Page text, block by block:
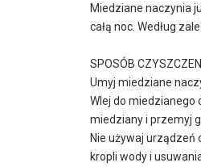
Miedziane naczynia
całą noc. Według
SPOSÓB
Umyj miedziane
Wlej do miedzianego
miedziany i przemyj
Nie używaj
kropli wody i